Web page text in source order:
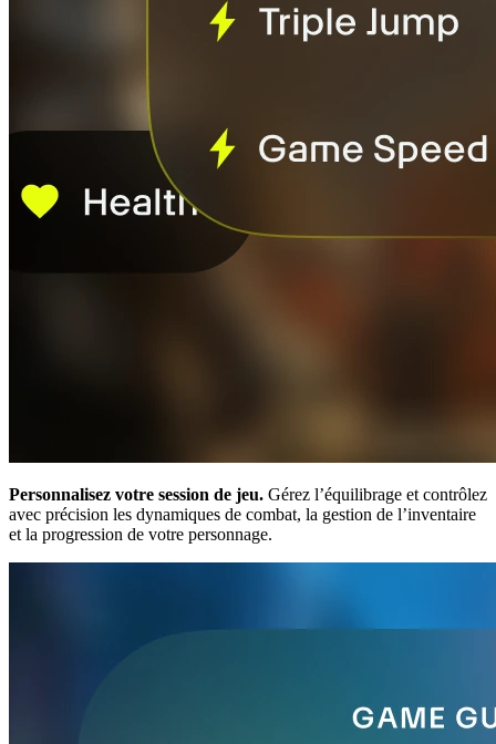
Personnalisez votre session de jeu. Gérez l’équilibrage et contrôlez
avec précision les dynamiques de combat, la gestion de l’inventaire
et la progression de votre personnage.